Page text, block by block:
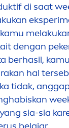
di saat
eksperi
dengan
berhasil,
hal
tidak,
ghabiskan
sia-sia